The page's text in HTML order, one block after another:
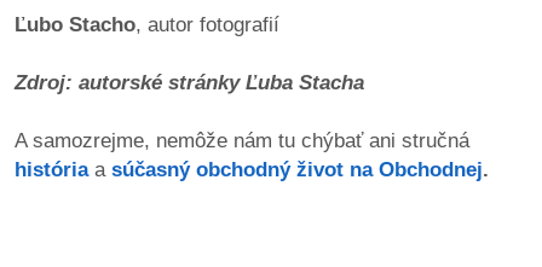
Ľubo Stacho, autor fotografií
Zdroj: autorské stránky Ľuba Stacha
A samozrejme, nemôže nám tu chýbať ani stručná
história a súčasný obchodný život na Obchodnej.